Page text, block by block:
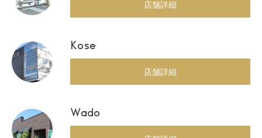
店舗詳細
Kose
店舗詳細
Wado